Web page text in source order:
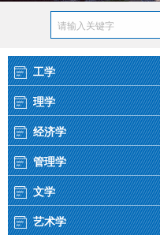
工学
理学
经济学
管理学
文学
艺术学